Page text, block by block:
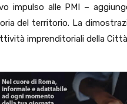
impulso alle PMI –
del territorio. La
imprenditoriali della